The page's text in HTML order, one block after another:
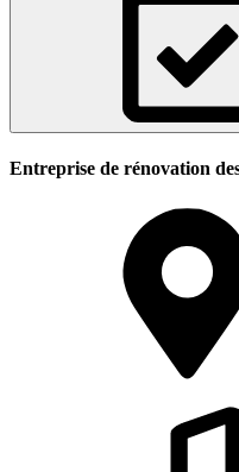
Entreprise de rénovation